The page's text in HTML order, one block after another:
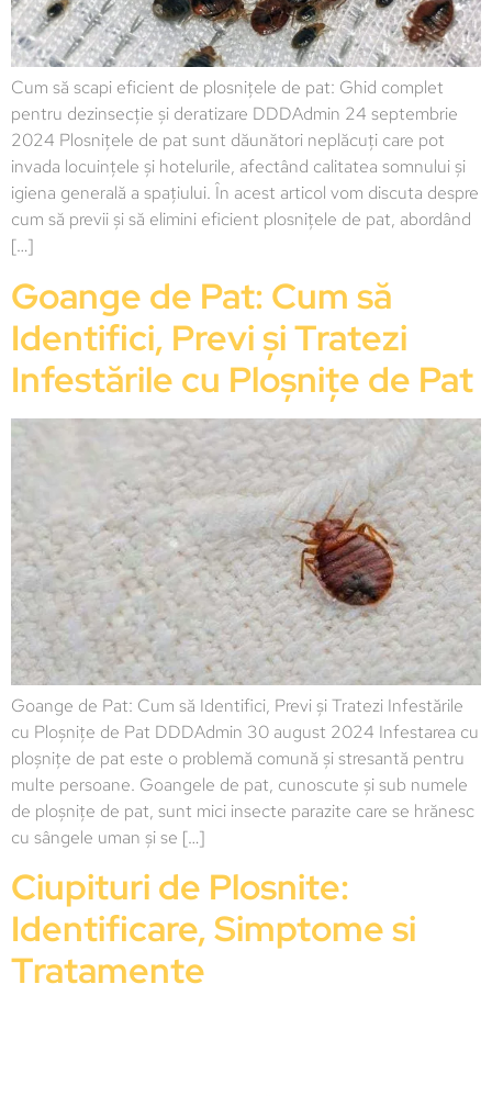
Cum să scapi eficient de plosnițele de pat: Ghid complet
pentru dezinsecție și deratizare DDDAdmin 24 septembrie
2024 Plosnițele de pat sunt dăunători neplăcuți care pot
invada locuințele și hotelurile, afectând calitatea somnului și
igiena generală a spațiului. În acest articol vom discuta despre
cum să previi și să elimini eficient plosnițele de pat, abordând
[…]
Goange de Pat: Cum să
Identifici, Previ și Tratezi
Infestările cu Ploșnițe de Pat
Goange de Pat: Cum să Identifici, Previ și Tratezi Infestările
cu Ploșnițe de Pat DDDAdmin 30 august 2024 Infestarea cu
ploșnițe de pat este o problemă comună și stresantă pentru
multe persoane. Goangele de pat, cunoscute și sub numele
de ploșnițe de pat, sunt mici insecte parazite care se hrănesc
cu sângele uman și se […]
Ciupituri de Plosnite:
Identificare, Simptome si
Tratamente